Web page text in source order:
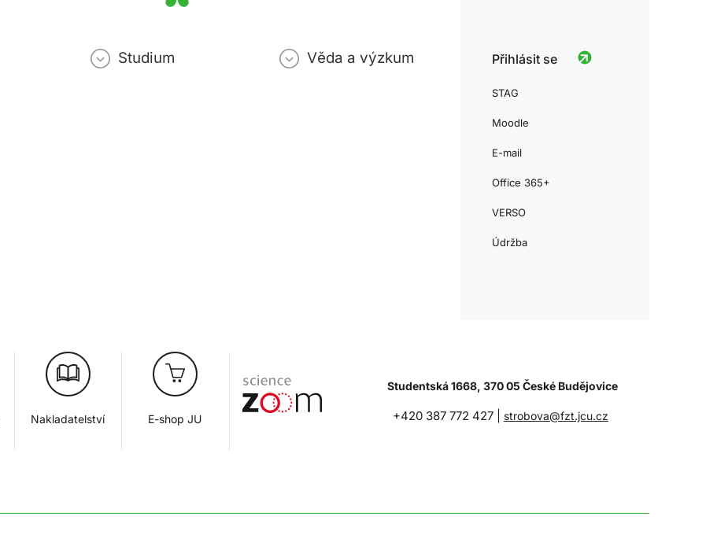
Studium Věda a výzkum Přihlásit se
STAG
Moodle
E-mail
Office 365+
VERSO
Údržba
Nakladatelství E-shop JU
Studentská 1668, 370 05 České Budějovice
+420 387 772 427 | strobova@fzt.jcu.cz